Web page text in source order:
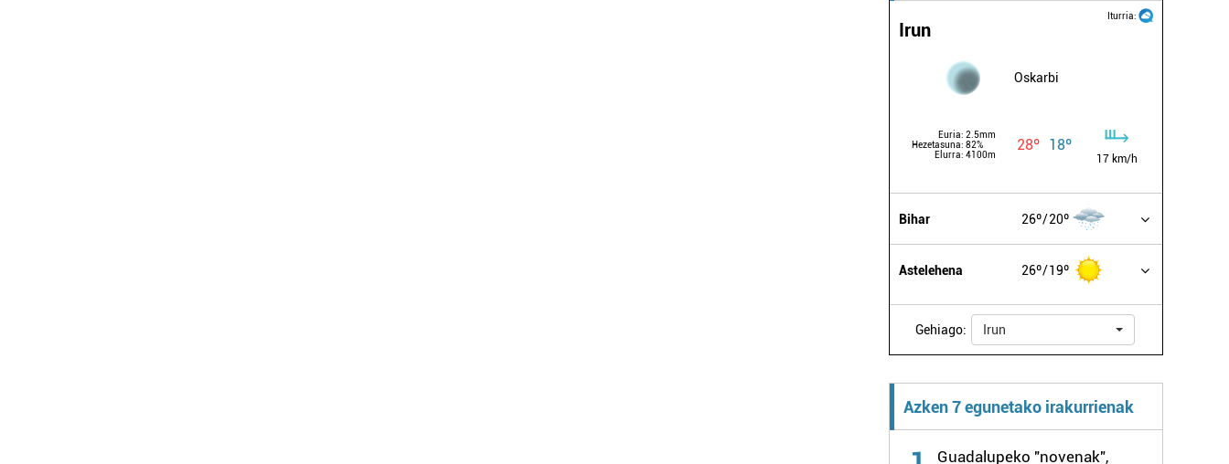
Iturria:
Irun
Oskarbi
Euria: 2.5mm
Hezetasuna: 82%
Elurra: 4100m
28º 18º
17 km/h
Bihar 26º 20º
Astelehena 26º 19º
Gehiago: Irun
Azken 7 egunetako irakurrienak
Guadalupeko "novenak",